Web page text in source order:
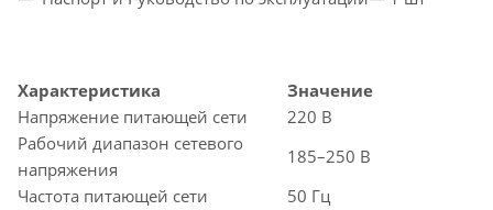
Характеристика
Значение
Напряжение питающей сети
220 В
Рабочий диапазон сетевого
напряжения
185–250 В
Частота питающей сети
50 Гц